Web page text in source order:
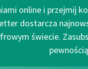
online i przejmij
dostarcza
świecie.